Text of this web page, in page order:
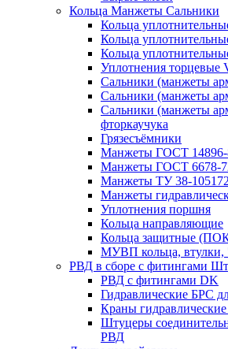
Кольца Манжеты Сальники
Кольца
Кольца
Кольца
Уплотнения торцевые
Сальники (манжеты
Сальники (манжеты
Сальники (манжеты
фторкаучука
Грязесъёмники
Манжеты ГОСТ 14896-
Манжеты ГОСТ 6678-
Манжеты ТУ 38-
Манжеты
Уплотнения поршня
Кольца направляющие
Кольца защитные
МУВП кольца, втулки,
РВД в сборе с фитингами
РВД с фитингами DK
Гидравлические БРС
Краны
Штуцеры
РВД